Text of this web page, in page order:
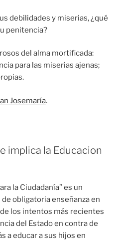
debilidades y miserias, ¿qué
penitencia?
del alma mortificada:
para las miserias ajenas;
Josemaría.
implica la Educacion
la Ciudadanía” es un
obligatoria enseñanza en
los intentos más recientes
del Estado en contra de
a educar a sus hijos en